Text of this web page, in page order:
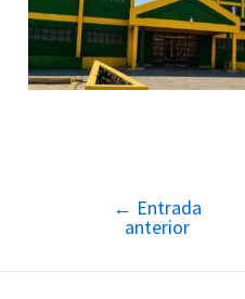
Navegación
entradas
← Entrada
anterior